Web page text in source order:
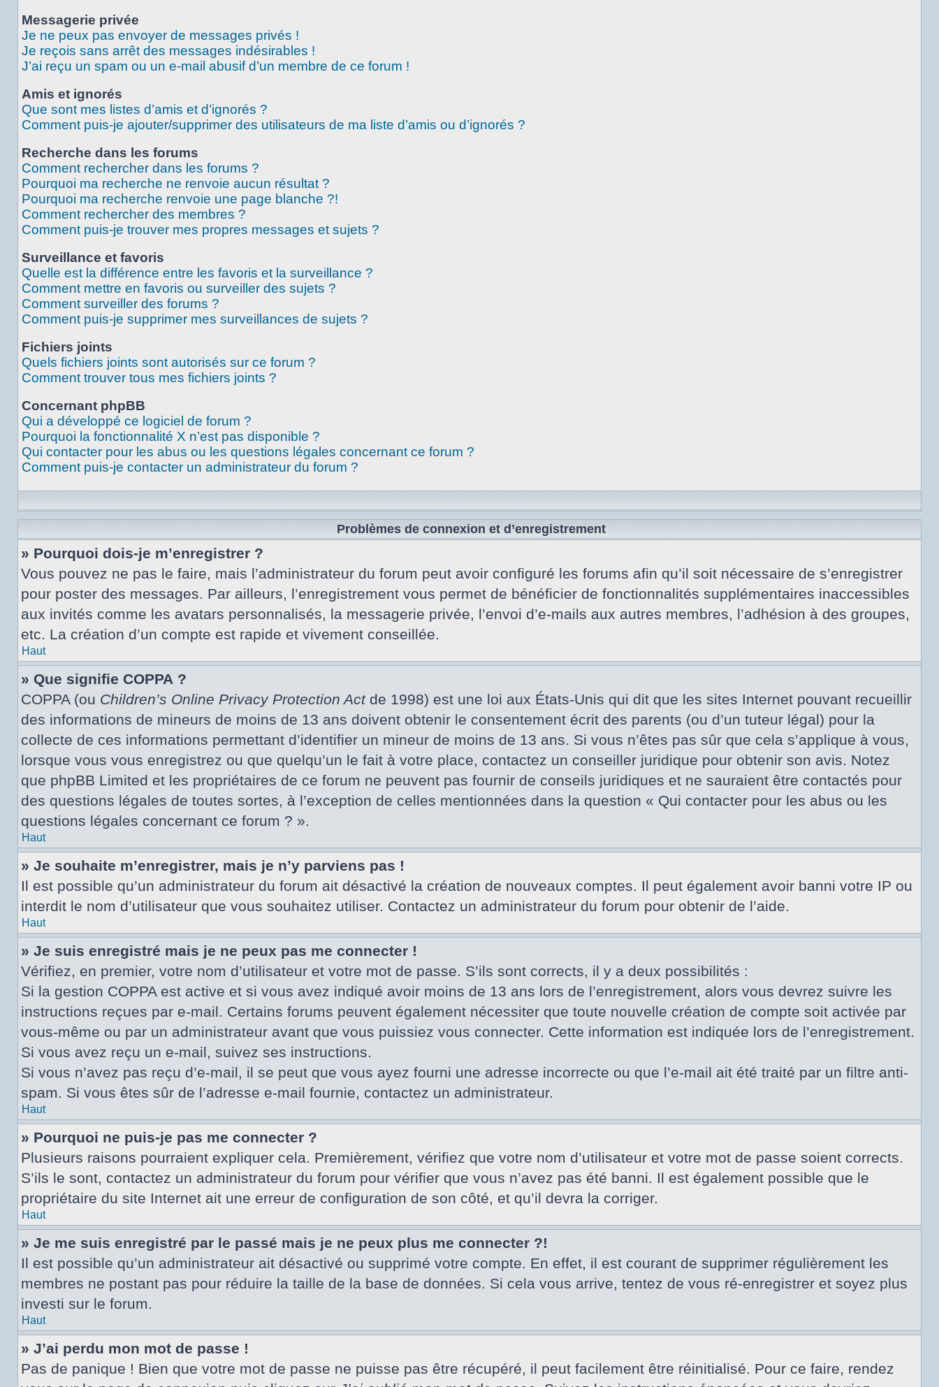
Messagerie privée
Je ne peux pas envoyer de messages privés !
Je reçois sans arrêt des messages indésirables !
J’ai reçu un spam ou un e-mail abusif d’un membre de ce forum !
Amis et ignorés
Que sont mes listes d’amis et d’ignorés ?
Comment puis-je ajouter/supprimer des utilisateurs de ma liste d’amis ou d’ignorés ?
Recherche dans les forums
Comment rechercher dans les forums ?
Pourquoi ma recherche ne renvoie aucun résultat ?
Pourquoi ma recherche renvoie une page blanche ?!
Comment rechercher des membres ?
Comment puis-je trouver mes propres messages et sujets ?
Surveillance et favoris
Quelle est la différence entre les favoris et la surveillance ?
Comment mettre en favoris ou surveiller des sujets ?
Comment surveiller des forums ?
Comment puis-je supprimer mes surveillances de sujets ?
Fichiers joints
Quels fichiers joints sont autorisés sur ce forum ?
Comment trouver tous mes fichiers joints ?
Concernant phpBB
Qui a développé ce logiciel de forum ?
Pourquoi la fonctionnalité X n’est pas disponible ?
Qui contacter pour les abus ou les questions légales concernant ce forum ?
Comment puis-je contacter un administrateur du forum ?
Problèmes de connexion et d’enregistrement
» Pourquoi dois-je m’enregistrer ?
Vous pouvez ne pas le faire, mais l’administrateur du forum peut avoir configuré les forums afin qu’il soit nécessaire de s’enregistrer
pour poster des messages. Par ailleurs, l’enregistrement vous permet de bénéficier de fonctionnalités supplémentaires inaccessibles
aux invités comme les avatars personnalisés, la messagerie privée, l’envoi d’e-mails aux autres membres, l’adhésion à des groupes,
etc. La création d’un compte est rapide et vivement conseillée.
Haut
» Que signifie COPPA ?
COPPA (ou Children’s Online Privacy Protection Actde 1998) est une loi aux États-Unis qui dit que les sites Internet pouvant recueillir
des informations de mineurs de moins de 13 ans doivent obtenir le consentement écrit des parents (ou d’un tuteur légal) pour la
collecte de ces informations permettant d’identifier un mineur de moins de 13 ans. Si vous n’êtes pas sûr que cela s’applique à vous,
lorsque vous vous enregistrez ou que quelqu’un le fait à votre place, contactez un conseiller juridique pour obtenir son avis. Notez
que phpBB Limited et les propriétaires de ce forum ne peuvent pas fournir de conseils juridiques et ne sauraient être contactés pour
des questions légales de toutes sortes, à l’exception de celles mentionnées dans la question « Qui contacter pour les abus ou les
questions légales concernant ce forum ? ».
Haut
» Je souhaite m’enregistrer, mais je n’y parviens pas !
Il est possible qu’un administrateur du forum ait désactivé la création de nouveaux comptes. Il peut également avoir banni votre IP ou
interdit le nom d’utilisateur que vous souhaitez utiliser. Contactez un administrateur du forum pour obtenir de l’aide.
Haut
» Je suis enregistré mais je ne peux pas me connecter !
Vérifiez, en premier, votre nom d’utilisateur et votre mot de passe. S’ils sont corrects, il y a deux possibilités :
Si la gestion COPPA est active et si vous avez indiqué avoir moins de 13 ans lors de l’enregistrement, alors vous devrez suivre les
instructions reçues par e-mail. Certains forums peuvent également nécessiter que toute nouvelle création de compte soit activée par
vous-même ou par un administrateur avant que vous puissiez vous connecter. Cette information est indiquée lors de l’enregistrement.
Si vous avez reçu un e-mail, suivez ses instructions.
Si vous n’avez pas reçu d’e-mail, il se peut que vous ayez fourni une adresse incorrecte ou que l’e-mail ait été traité par un filtre anti-
spam. Si vous êtes sûr de l’adresse e-mail fournie, contactez un administrateur.
Haut
» Pourquoi ne puis-je pas me connecter ?
Plusieurs raisons pourraient expliquer cela. Premièrement, vérifiez que votre nom d’utilisateur et votre mot de passe soient corrects.
S’ils le sont, contactez un administrateur du forum pour vérifier que vous n’avez pas été banni. Il est également possible que le
propriétaire du site Internet ait une erreur de configuration de son côté, et qu’il devra la corriger.
Haut
» Je me suis enregistré par le passé mais je ne peux plus me connecter ?!
Il est possible qu’un administrateur ait désactivé ou supprimé votre compte. En effet, il est courant de supprimer régulièrement les
membres ne postant pas pour réduire la taille de la base de données. Si cela vous arrive, tentez de vous ré-enregistrer et soyez plus
investi sur le forum.
Haut
» J’ai perdu mon mot de passe !
Pas de panique ! Bien que votre mot de passe ne puisse pas être récupéré, il peut facilement être réinitialisé. Pour ce faire, rendez